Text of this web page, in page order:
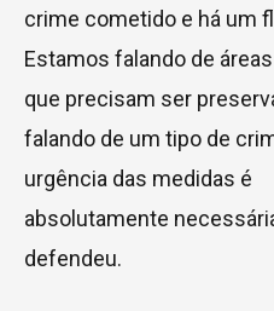
crime cometido e há um
Estamos falando de
que precisam ser
falando de um tipo de
urgência das medidas é
absolutamente
defendeu.